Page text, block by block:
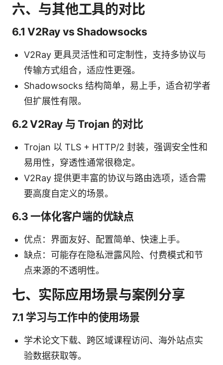
六、与其他工具的对比
6.1 V2Ray vs Shadowsocks
V2Ray 更具灵活性和可定制性，支持多协议与
传输方式组合，适应性更强。
Shadowsocks 结构简单，易上手，适合初学者
但扩展性有限。
6.2 V2Ray 与 Trojan 的对比
Trojan 以 TLS + HTTP/2 封装，强调安全性和
易用性，穿透性通常很稳定。
V2Ray 提供更丰富的协议与路由选项，适合需
要高度自定义的场景。
6.3 一体化客户端的优缺点
优点：界面友好、配置简单、快速上手。
缺点：可能存在隐私泄露风险、付费模式和节
点来源的不透明性。
七、实际应用场景与案例分享
7.1 学习与工作中的使用场景
学术论文下载、跨区域课程访问、海外站点实
验数据获取等。